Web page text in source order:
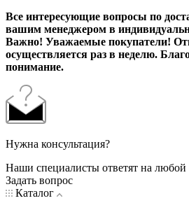
Все интересующие вопросы по
вашим менеджером в
Важно! Уважаемые покупатели!
осуществляется раз в неделю.
понимание.
Нужна консультация?
Наши специалисты ответят на
Задать вопрос
Каталог